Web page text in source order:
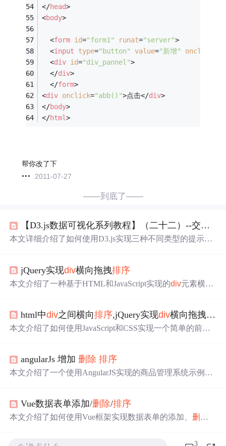
</head>
<body>
<form id="form1" runat="server">
<input type="button" value="新增" onclick
<div id="div_pannel">
</div>
</form>
<div onclick="abb()">点击</div>
</body>
</html>
帮你改了下
2011-07-27
——到底了——
【D3.js数据可视化系列教程】（二十二）--交互图表之提示条
本文详细介绍了如何使用D3.js实现三种不同类型的提示
条形图。
jQuery实现div横向拖拽排序
本文介绍了一种基于HTML和JavaScript实现的div元素横向
html中div之间横向排序,jQuery实现div横向拖拽排序
本文介绍了如何使用JavaScript和CSS实现一个简单的前端
angularJs 增加删除 排序
本文介绍了一个使用AngularJS实现的商品管理系统示例。
Vue数据表单添加/删除/排序
本文介绍了如何使用Vue框架实现数据表单的添加、删除
3